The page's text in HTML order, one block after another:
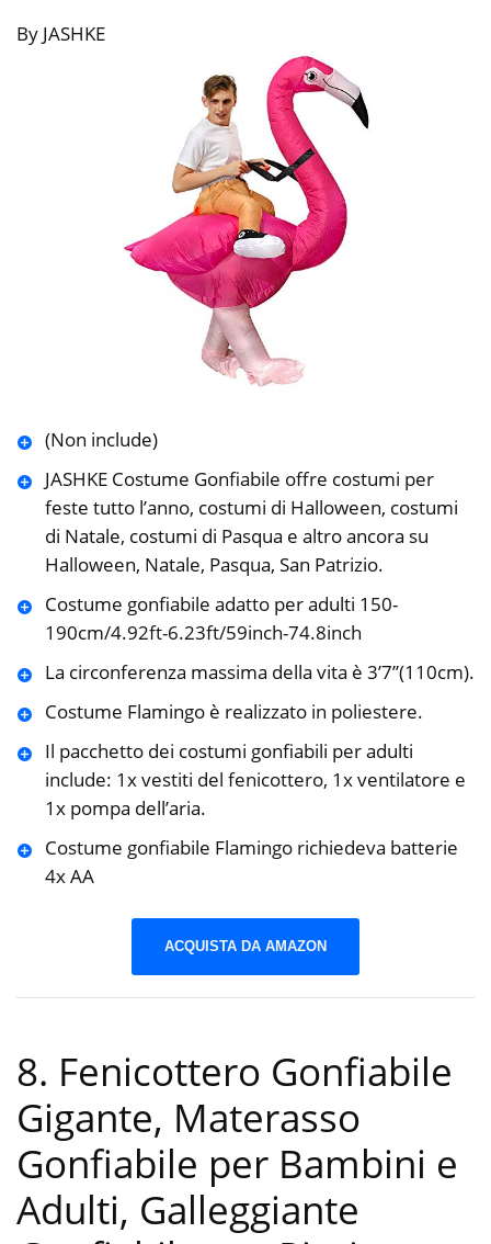
By JASHKE
(Non include)
JASHKE Costume Gonfiabile offre costumi per
feste tutto l’anno, costumi di Halloween, costumi
di Natale, costumi di Pasqua e altro ancora su
Halloween, Natale, Pasqua, San Patrizio.
Costume gonfiabile adatto per adulti 150-
190cm/4.92ft-6.23ft/59inch-74.8inch
La circonferenza massima della vita è 3’7”(110cm).
Costume Flamingo è realizzato in poliestere.
Il pacchetto dei costumi gonfiabili per adulti
include: 1x vestiti del fenicottero, 1x ventilatore e
1x pompa dell’aria.
Costume gonfiabile Flamingo richiedeva batterie
4x AA
ACQUISTA DA AMAZON
8. Fenicottero Gonfiabile
Gigante, Materasso
Gonfiabile per Bambini e
Adulti, Galleggiante